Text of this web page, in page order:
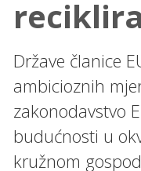
Države članice
ambicioznih
zakonodavstvo
budućnosti u
kružnom